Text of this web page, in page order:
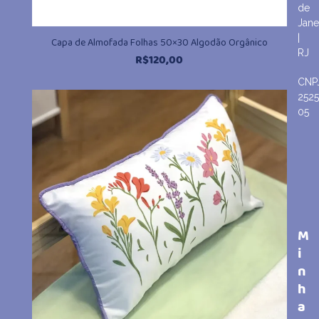
Capa de Almofada Folhas 50×30 Algodão Orgânico
R$120,00
de
RJ
05
M
i
n
h
a